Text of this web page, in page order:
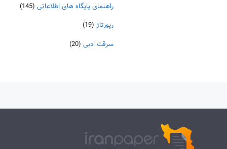
راهنمای پایگاه های اطلاعاتی (145)
رپورتاژ (19)
سرقت ادبی (20)